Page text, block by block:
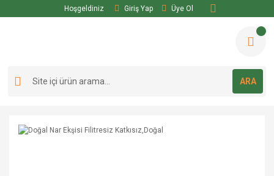
Hoşgeldiniz Giriş Yap Üye Ol
ARA